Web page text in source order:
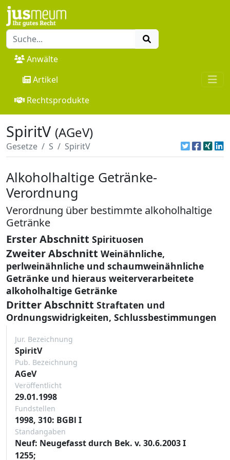
Anwälte
Artikel
Rechtsprodukte
SpiritV (AGeV)
Gesetze S SpiritV
Alkoholhaltige Getränke-
Verordnung
Verordnung über bestimmte alkoholhaltige
Getränke
Erster Abschnitt Spirituosen
Zweiter Abschnitt Weinähnliche,
perlweinähnliche und schaumweinähnliche
Getränke und hieraus weiterverarbeitete
alkoholhaltige Getränke
Dritter Abschnitt Straftaten und
Ordnungswidrigkeiten, Schlussbestimmungen
Jur. Bezeichnung
SpiritV
Pub. Bezeichnung
AGeV
Veröffentlicht
29.01.1998
Fundstellen
1998, 310: BGBl I
Standangaben
Neuf: Neugefasst durch Bek. v. 30.6.2003 I
1255;